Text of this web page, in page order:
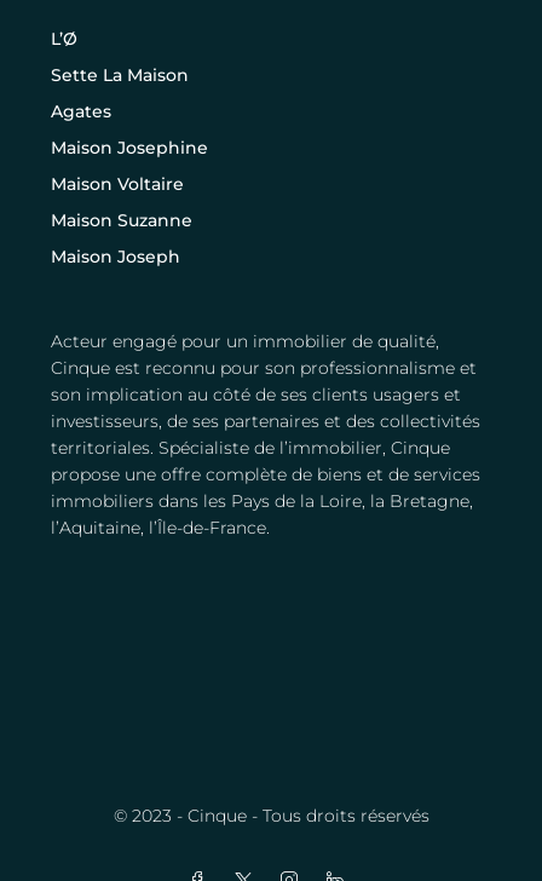
L’Ø
Sette La Maison
Agates
Maison Josephine
Maison Voltaire
Maison Suzanne
Maison Joseph
Acteur engagé pour un immobilier de qualité,
Cinque est reconnu pour son professionnalisme et
son implication au côté de ses clients usagers et
investisseurs, de ses partenaires et des collectivités
territoriales. Spécialiste de l’immobilier, Cinque
propose une offre complète de biens et de services
immobiliers dans les Pays de la Loire, la Bretagne,
l’Aquitaine, l’Île-de-France.
© 2023 - Cinque - Tous droits réservés